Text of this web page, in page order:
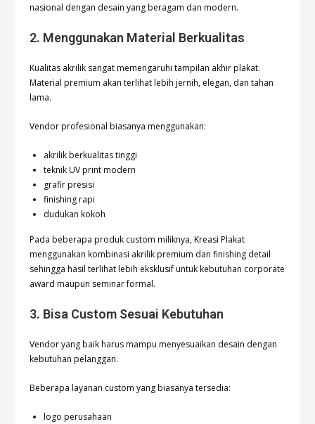
nasional dengan desain yang beragam dan modern.
2. Menggunakan Material Berkualitas
Kualitas akrilik sangat memengaruhi tampilan akhir plakat.
Material premium akan terlihat lebih jernih, elegan, dan tahan
lama.
Vendor profesional biasanya menggunakan:
akrilik berkualitas tinggi
teknik UV print modern
grafir presisi
finishing rapi
dudukan kokoh
Pada beberapa produk custom miliknya, Kreasi Plakat
menggunakan kombinasi akrilik premium dan finishing detail
sehingga hasil terlihat lebih eksklusif untuk kebutuhan corporate
award maupun seminar formal.
3. Bisa Custom Sesuai Kebutuhan
Vendor yang baik harus mampu menyesuaikan desain dengan
kebutuhan pelanggan.
Beberapa layanan custom yang biasanya tersedia:
logo perusahaan